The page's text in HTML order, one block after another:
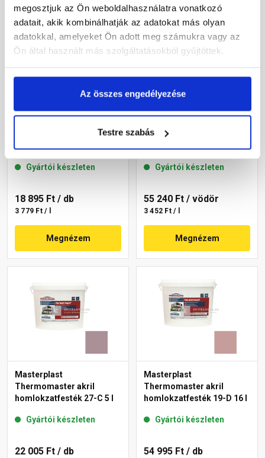
megosztjuk az Ön weboldalhasználatra vonatkozó
adatait, akik kombinálhatják az adatokat más olyan
adatokkal, amelyeket Ön adott meg számukra vagy az
Ön által használt más szolgáltatásokból gyűjtöttek.
Az összes engedélyezése
Testre szabás
homlokzatfesték 20-D 5 l
Gyártói készleten
18 895 Ft / db
3 779 Ft / l
Megnézem
Thermomaster akril
homlokzatfesték 13-C 16 l
Gyártói készleten
55 240 Ft / vödör
3 452 Ft / l
Megnézem
Masterplast
Thermomaster akril
homlokzatfesték 27-C 5 l
Gyártói készleten
22 005 Ft / db
Masterplast
Thermomaster akril
homlokzatfesték 19-D 16 l
Gyártói készleten
54 995 Ft / db